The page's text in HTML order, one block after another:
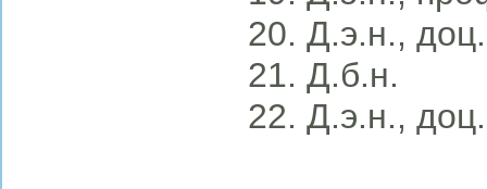
Д.э.н.,
Д.б.н.
Д.э.н.,